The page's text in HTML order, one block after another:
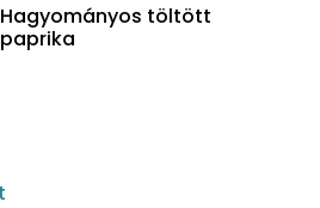
Hagyományos töltött
paprika